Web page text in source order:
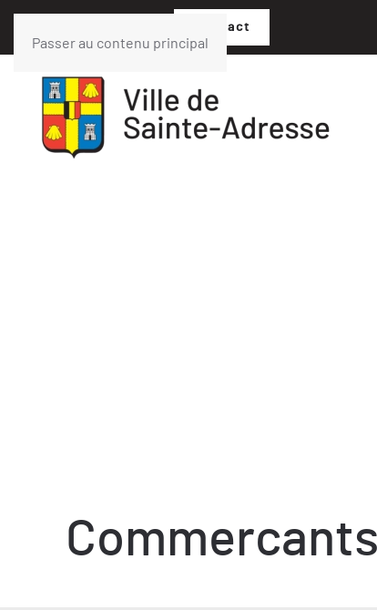
Passer au contenu principal
Contact
Commercants